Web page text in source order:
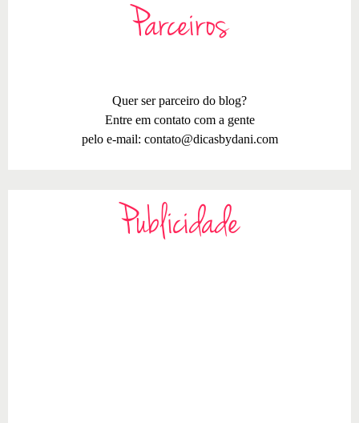
Parceiros
Quer ser parceiro do blog?
Entre em contato com a gente
pelo e-mail: contato@dicasbydani.com
Publicidade